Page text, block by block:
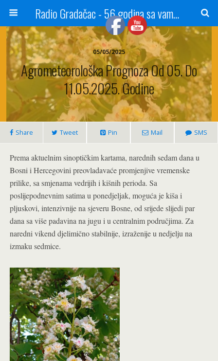
Radio Gradačac - 56 godina sa vama...
05/05/2025
Agrometeorološka Prognoza Od 05. Do
11.05.2025. Godine
Share Tweet Pin Mail SMS
Prema aktuelnim sinoptičkim kartama, narednih sedam dana u
Bosni i Hercegovini preovladavaće promjenjive vremenske
prilike, sa smjenama vedrijih i kišnih perioda. Sa
poslijepodnevnim satima u ponedjeljak, moguća je kiša i
pljuskovi, intenzivnije na sjeveru Bosne, od srijede slijedi par
dana sa više padavina na jugu i u centralnim područjima. Za
naredni vikend djelimično stabilnije, izraženije u nedjelju na
izmaku sedmice.